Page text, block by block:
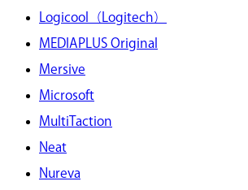
Logicool（Logitech）
MEDIAPLUS Original
Mersive
Microsoft
MultiTaction
Neat
Nureva